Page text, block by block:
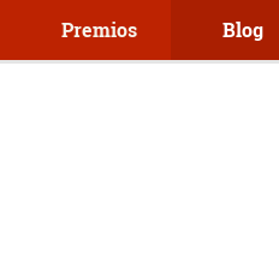
Premios Blog